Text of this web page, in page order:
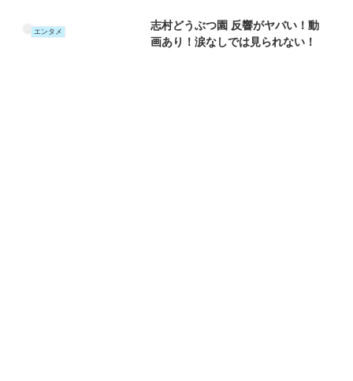
エンタメ
志村どうぶつ園 反響がヤバい！動
画あり！涙なしでは見られない！